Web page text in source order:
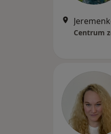
Centrum